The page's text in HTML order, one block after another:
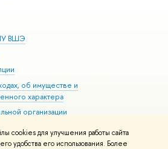
cookies для улучшения работы сайта
удобства его использования. Более
ВШЭ
об имуществе и
характера
организации
здоровья